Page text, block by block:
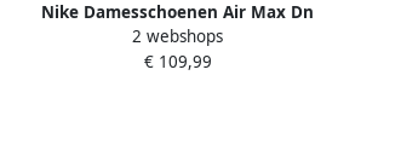
Nike Damesschoenen Air Max Dn
x Isamaya Ffrench Light
Chocolate- Dames Light
2 webshops
€ 109,99